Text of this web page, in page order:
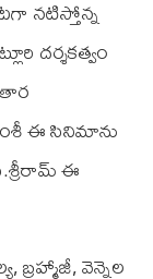
నటిస్తోన్న
దర్శకత్వం
ఈ సినిమాను
ఈ
వెన్నెల